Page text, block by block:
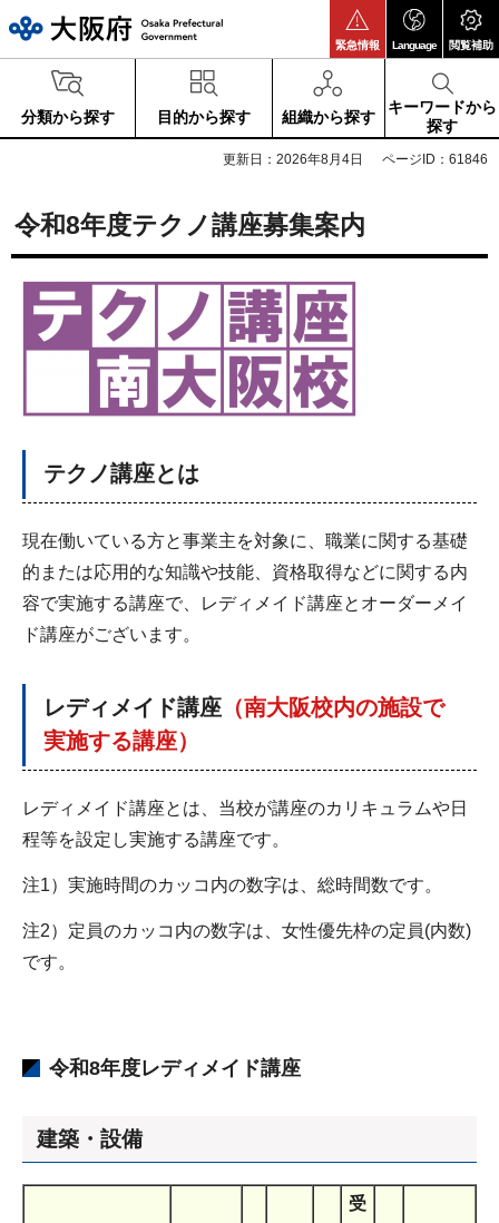
緊急情報 Language 閲覧補助
分類から探す 目的から探す 組織から探す
キーワードから
探す
更新日：2026年8月4日 ページID：61846
令和8年度テクノ講座募集案内
テクノ講座とは
現在働いている方と事業主を対象に、職業に関する基礎
的または応用的な知識や技能、資格取得などに関する内
容で実施する講座で、レディメイド講座とオーダーメイ
ド講座がございます。
レディメイド講座 （南大阪校内の施設で
実施する講座）
レディメイド講座とは、当校が講座のカリキュラムや日
程等を設定し実施する講座です。
注1）実施時間のカッコ内の数字は、総時間数です。
注2）定員のカッコ内の数字は、女性優先枠の定員(内数)
です。
令和8年度レディメイド講座
建築・設備
受